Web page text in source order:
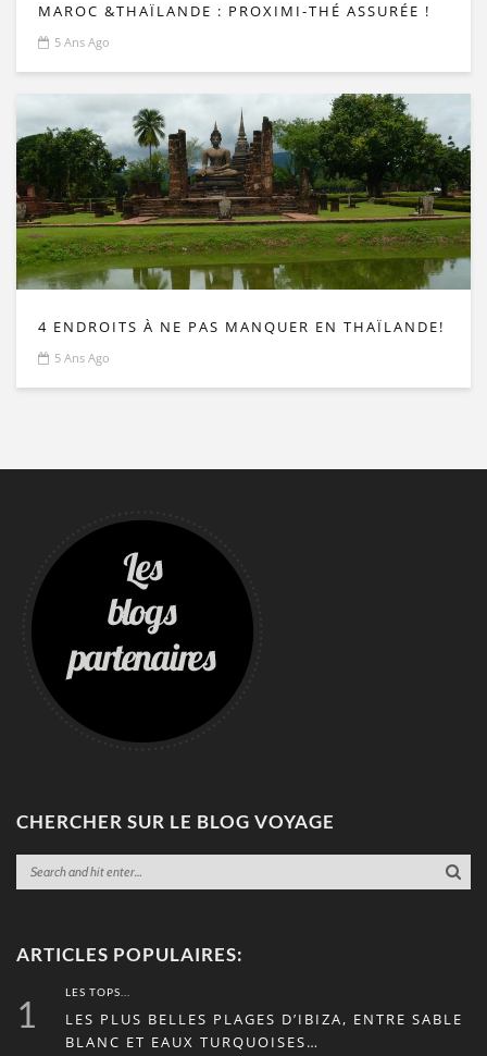
MAROC &THAÏLANDE : PROXIMI-THÉ ASSURÉE !
5 Ans Ago
4 ENDROITS À NE PAS MANQUER EN THAÏLANDE!
5 Ans Ago
CHERCHER SUR LE BLOG VOYAGE
ARTICLES POPULAIRES:
1
LES TOPS...
LES PLUS BELLES PLAGES D’IBIZA, ENTRE SABLE
BLANC ET EAUX TURQUOISES…